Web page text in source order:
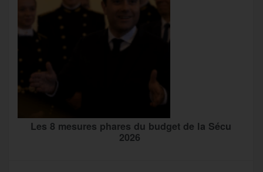
Les 8 mesures phares du budget de la Sécu
2026